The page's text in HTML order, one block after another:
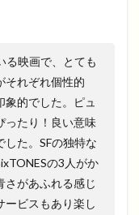
る映画で、とても
それぞれ個性的
的でした。ピュ
ったり！良い意味
た。SFの独特な
の3人がか
さがあふれる感じ
ービスもあり楽し